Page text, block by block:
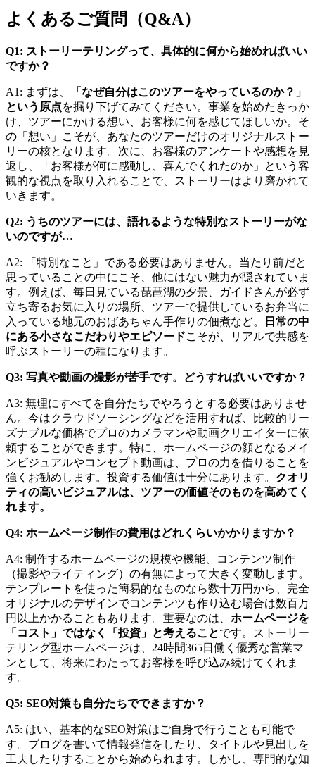
よくあるご質問（Q&A）
Q1: ストーリーテリングって、具体的に何から始めればいい
ですか？
A1: まずは、
「なぜ自分はこのツアーをやっているのか？」
という原点を掘り下げてみてください。事業を始めたきっか
け、ツアーにかける想い、お客様に何を感じてほしいか。そ
の「想い」こそが、あなたのツアーだけのオリジナルストー
リーの核となります。次に、お客様のアンケートや感想を見
返し、「お客様が何に感動し、喜んでくれたのか」という客
観的な視点を取り入れることで、ストーリーはより磨かれて
いきます。
Q2: うちのツアーには、語れるような特別なストーリーがな
いのですが…
A2: 「特別なこと」である必要はありません。当たり前だと
思っていることの中にこそ、他にはない魅力が隠されていま
す。例えば、毎日見ている琵琶湖の夕景、ガイドさんが必ず
立ち寄るお気に入りの場所、ツアーで提供しているお弁当に
入っている地元のおばあちゃん手作りの佃煮など。
日常の中
にある小さなこだわりやエピソードこそが、リアルで共感を
呼ぶストーリーの種になります。
Q3: 写真や動画の撮影が苦手です。どうすればいいですか？
A3: 無理にすべてを自分たちでやろうとする必要はありませ
ん。今はクラウドソーシングなどを活用すれば、比較的リー
ズナブルな価格でプロのカメラマンや動画クリエイターに依
頼することができます。特に、ホームページの顔となるメイ
ンビジュアルやコンセプト動画は、プロの力を借りることを
強くお勧めします。投資する価値は十分にあります。 クオリ
ティの高いビジュアルは、ツアーの価値そのものを高めてく
れます。
Q4: ホームページ制作の費用はどれくらいかかりますか？
A4: 制作するホームページの規模や機能、コンテンツ制作
（撮影やライティング）の有無によって大きく変動します。
テンプレートを使った簡易的なものなら数十万円から、完全
オリジナルのデザインでコンテンツも作り込む場合は数百万
円以上かかることもあります。重要なのは、 ホームページを
「コスト」ではなく「投資」と考えることです。ストーリー
テリング型ホームページは、24時間365日働く優秀な営業マ
ンとして、将来にわたってお客様を呼び込み続けてくれま
す。
Q5: SEO対策も自分たちでできますか？
A5: はい、基本的なSEO対策はご自身で行うことも可能で
す。ブログを書いて情報発信をしたり、タイトルや見出しを
工夫したりすることから始められます。しかし、専門的な知